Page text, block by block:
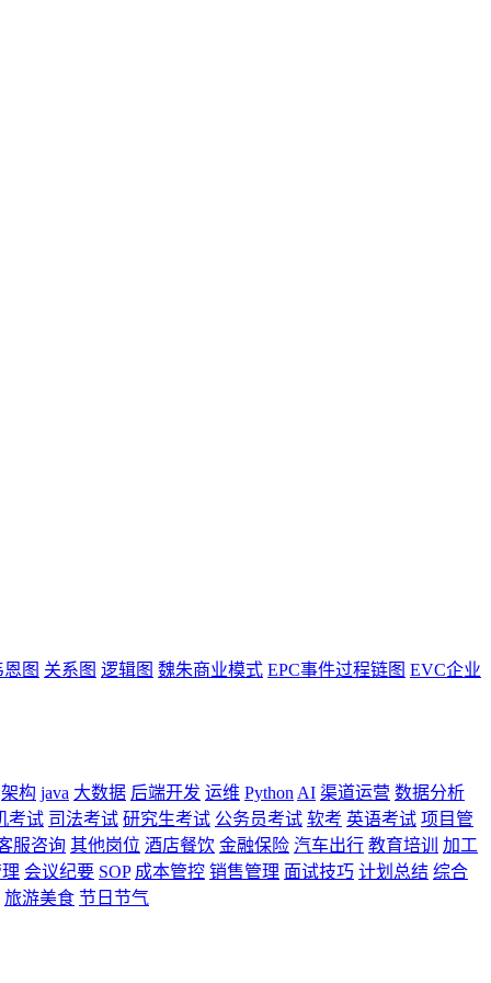
恩图 关系图 逻辑图 魏朱商业模式 EPC事件过程链图 EVC企业
架构 java 大数据 后端开发 运维 Python AI 渠道运营 数据分析
考试 司法考试 研究生考试 公务员考试 软考 英语考试 项目管
服咨询 其他岗位 酒店餐饮 金融保险 汽车出行 教育培训
加工
会议纪要 SOP 成本管控 销售管理 面试技巧 计划总结 综合
旅游美食 节日节气